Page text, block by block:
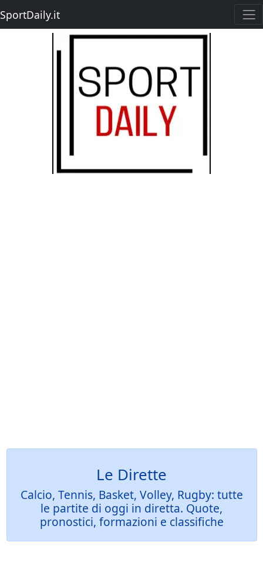
SportDaily.it
Le Dirette
Calcio, Tennis, Basket, Volley, Rugby: tutte
le partite di oggi in diretta. Quote,
pronostici, formazioni e classifiche